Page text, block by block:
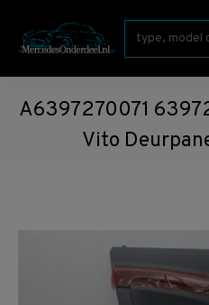
Zoeken:
A6397270071
Vito